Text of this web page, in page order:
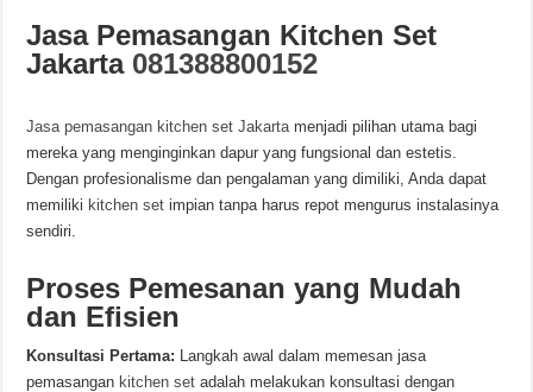
Jasa Pemasangan Kitchen Set
Jakarta 081388800152
Jasa pemasangan kitchen set Jakartamenjadi pilihan utama bagi
mereka yang menginginkan dapur yang fungsional dan estetis.
Dengan profesionalisme dan pengalaman yang dimiliki, Anda dapat
memiliki kitchen set impian tanpa harus repot mengurus instalasinya
sendiri.
Proses Pemesanan yang Mudah
dan Efisien
Konsultasi Pertama: Langkah awal dalam memesan jasa
pemasangan kitchen set adalah melakukan konsultasi dengan